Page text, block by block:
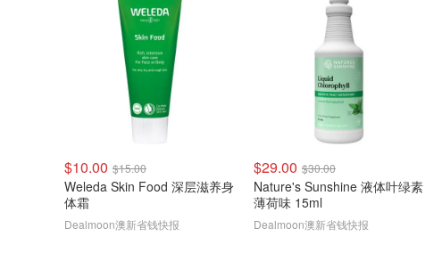
$10.00 $15.00
Weleda Skin Food 深层滋养身
体霜
Dealmoon澳新省钱快报
$29.00 $30.00
Nature's Sunshine 液体叶绿素
薄荷味 15ml
Dealmoon澳新省钱快报